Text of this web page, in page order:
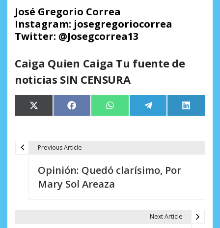
José Gregorio Correa
Instagram: josegregoriocorrea
Twitter: @Josegcorrea13
Caiga Quien Caiga Tu fuente de
noticias SIN CENSURA
Compartir
en
X
(Twitter)
Compartir
en
Facebook Compartir
en
WhatsApp Compartir
en
Telegram
en
LinkedIn
Previous Article
Opinión: Quedó clarísimo, Por
Mary Sol Areaza
Next Article